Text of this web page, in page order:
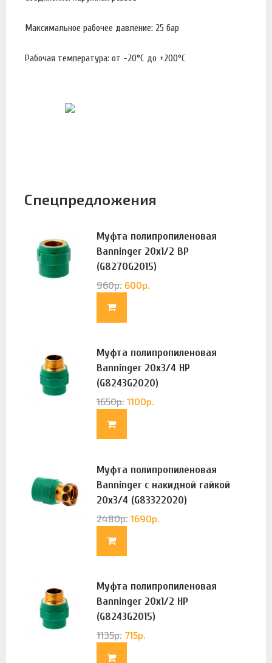
Максимальное рабочее давление: 25 бар
Рабочая температура: от -20°С до +200°С
Спецпредложения
Муфта полипропиленовая
Banninger 20х1/2 ВР
(G8270G2015)
960р. 600р.
Муфта полипропиленовая
Banninger 20х3/4 НР
(G8243G2020)
1650р. 1100р.
Муфта полипропиленовая
Banninger с накидной гайкой
20х3/4 (G83322020)
2480р. 1690р.
Муфта полипропиленовая
Banninger 20х1/2 НР
(G8243G2015)
1135р. 715р.